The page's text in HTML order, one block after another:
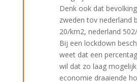
Denk ook dat
zweden tov nederland
20/km2, nederland
Bij een lockdown
weet dat een
wil dat zo laag
economie draaiende